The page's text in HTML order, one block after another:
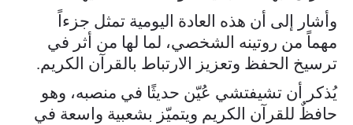
وأشار إلى أن هذه العادة اليومية تمثل جزءاً
مهماً من روتينه الشخصي، لما لها من أثر في
ترسيخ الحفظ وتعزيز الارتباط بالقرآن الكريم.
يُذكر أن تشيفتشي عُيّن حديثًا في منصبه، وهو
حافظٌ للقرآن الكريم ويتميّز بشعبية واسعة في